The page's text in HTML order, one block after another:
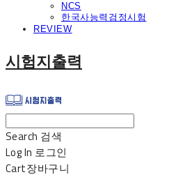
NCS
한국사능력검정시험
REVIEW
시험지출력
Search 검색
Log In 로그인
Cart장바구니